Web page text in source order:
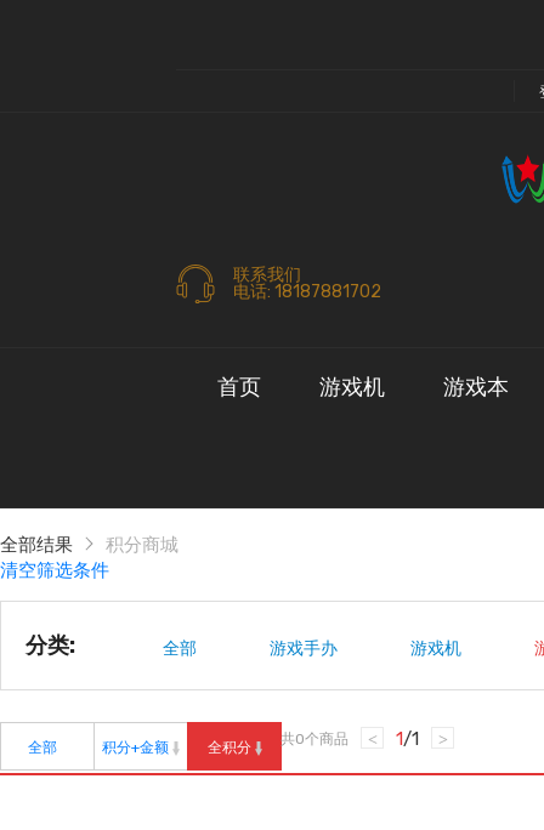
联系我们
电话: 18187881702
首页 游戏机 游戏本
全部结果
积分商城
清空筛选条件
分类: 全部 游戏手办 游戏机
全部 积分+金额 全积分 共0个商品 < 1/1 >